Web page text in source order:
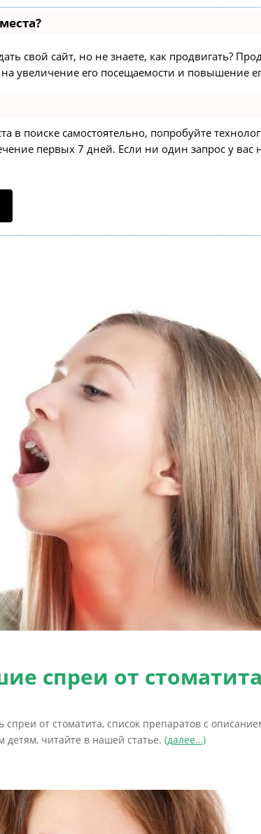
свой сайт, но не знаете, как продвигать?
увеличение его посещаемости и повышение
в поиске самостоятельно, попробуйте
первых 7 дней. Если ни один запрос у вас
спреи от
спреи от стоматита, список препаратов с
читайте в нашей статье. (далее…)